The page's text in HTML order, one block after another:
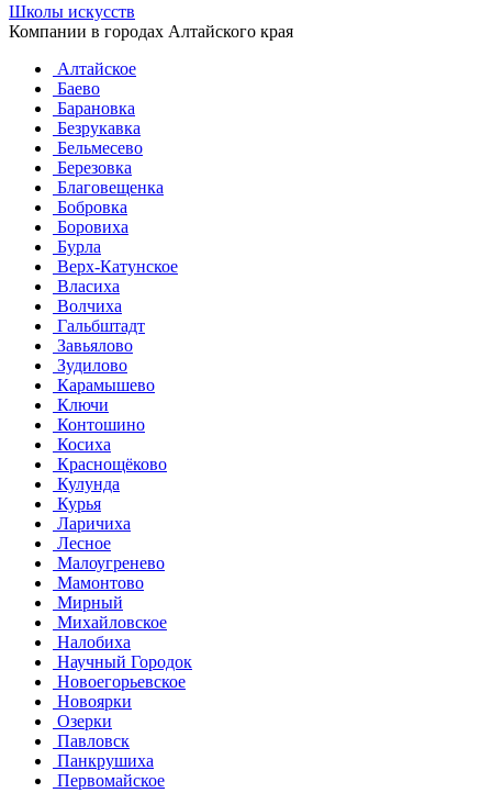
Школы искусств
Компании в городах Алтайского края
Алтайское
Баево
Барановка
Безрукавка
Бельмесево
Березовка
Благовещенка
Бобровка
Боровиха
Бурла
Верх-Катунское
Власиха
Волчиха
Гальбштадт
Завьялово
Зудилово
Карамышево
Ключи
Контошино
Косиха
Краснощёково
Кулунда
Курья
Ларичиха
Лесное
Малоугренево
Мамонтово
Мирный
Михайловское
Налобиха
Научный Городок
Новоегорьевское
Новоярки
Озерки
Павловск
Панкрушиха
Первомайское